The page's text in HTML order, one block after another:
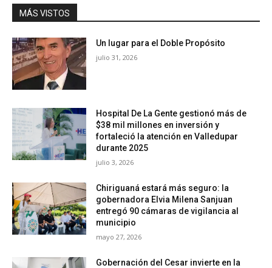
MÁS VISTOS
Un lugar para el Doble Propósito
julio 31, 2026
Hospital De La Gente gestionó más de
$38 mil millones en inversión y
fortaleció la atención en Valledupar
durante 2025
julio 3, 2026
Chiriguaná estará más seguro: la
gobernadora Elvia Milena Sanjuan
entregó 90 cámaras de vigilancia al
municipio
mayo 27, 2026
Gobernación del Cesar invierte en la